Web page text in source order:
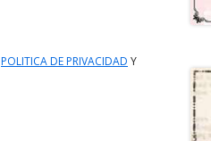
POLITICA DE PRIVACIDAD Y